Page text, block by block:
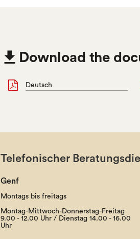
 Download the
Deutsch
Telefonischer
Genf
Montags bis freitags
Montag-Mittwoch-Donnerstag-Freitag
9.00 - 12.00 Uhr / Dienstag 14.00 - 16.00
Uhr